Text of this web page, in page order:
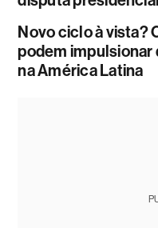
Novo ciclo à vista?
podem impulsionar
na América Latina